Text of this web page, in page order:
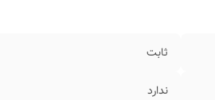
ثابت
ندارد